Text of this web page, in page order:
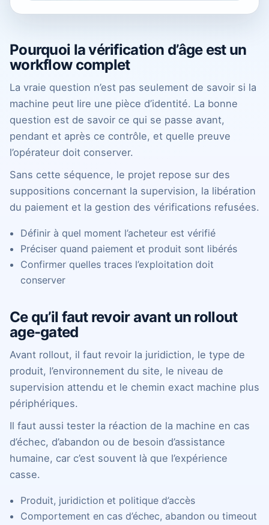
Pourquoi la vérification d’âge est un
workflow complet
La vraie question n’est pas seulement de savoir si la
machine peut lire une pièce d’identité. La bonne
question est de savoir ce qui se passe avant,
pendant et après ce contrôle, et quelle preuve
l’opérateur doit conserver.
Sans cette séquence, le projet repose sur des
suppositions concernant la supervision, la libération
du paiement et la gestion des vérifications refusées.
Définir à quel moment l’acheteur est vérifié
Préciser quand paiement et produit sont libérés
Confirmer quelles traces l’exploitation doit
conserver
Ce qu’il faut revoir avant un rollout
age-gated
Avant rollout, il faut revoir la juridiction, le type de
produit, l’environnement du site, le niveau de
supervision attendu et le chemin exact machine plus
périphériques.
Il faut aussi tester la réaction de la machine en cas
d’échec, d’abandon ou de besoin d’assistance
humaine, car c’est souvent là que l’expérience
casse.
Produit, juridiction et politique d’accès
Comportement en cas d’échec, abandon ou timeout